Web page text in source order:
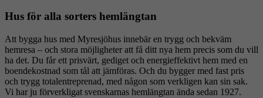
Hus för alla sorters hemlängtan
Att bygga hus med Myresjöhus innebär en trygg och bekväm
hemresa – och stora möjligheter att få ditt nya hem precis som du vill
ha det. Du får ett prisvärt, gediget och energieffektivt hem med en
boendekostnad som tål att jämföras. Och du bygger med fast pris
och trygg totalentreprenad, med någon som verkligen kan sin sak.
Vi har ju förverkligat svenskarnas hemlängtan ända sedan 1927.